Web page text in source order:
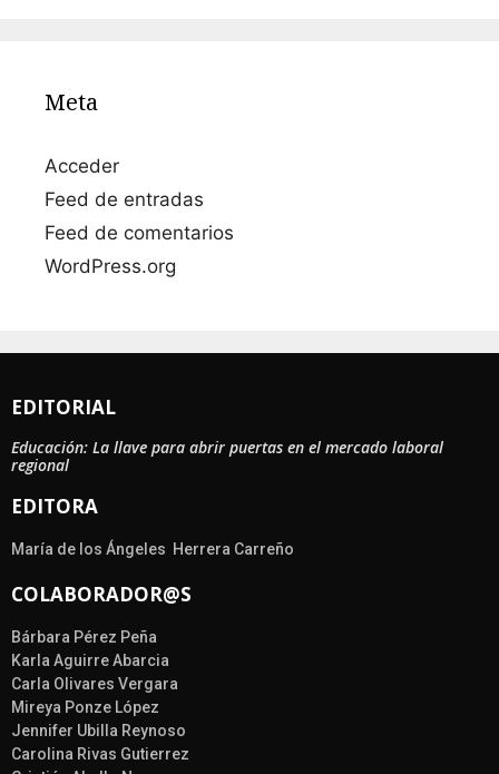
Meta
Acceder
Feed de entradas
Feed de comentarios
WordPress.org
EDITORIAL
Educación: La llave para abrir puertas en el mercado laboral
regional
EDITORA
María de los Ángeles Herrera Carreño
COLABORADOR@S
Bárbara Pérez Peña
Karla Aguirre Abarcia
Carla Olivares Vergara
Mireya Ponze López
Jennifer Ubilla Reynoso
Carolina Rivas Gutierrez